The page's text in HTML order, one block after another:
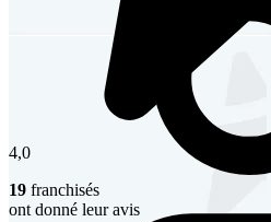
4,0
19 franchisés
ont donné leur avis